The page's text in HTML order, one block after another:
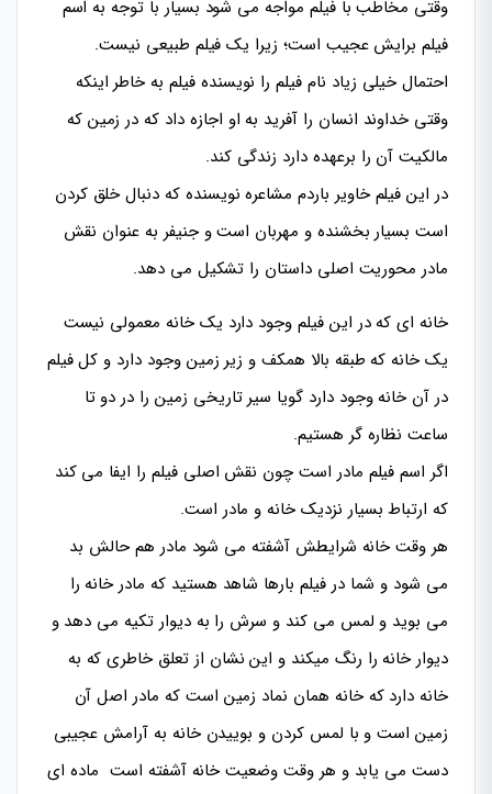
وقتی مخاطب با فیلم مواجه می شود بسیار با توجه به اسم
فیلم برایش عجیب است؛ زیرا یک فیلم طبیعی نیست.
احتمال خیلی زیاد نام فیلم را نویسنده فیلم به خاطر اینکه
وقتی خداوند انسان را آفرید به او اجازه داد که در زمین که
مالکیت آن را برعهده دارد زندگی کند.
در این فیلم خاویر باردم مشاعره نویسنده که دنبال خلق کردن
است بسیار بخشنده و مهربان است و جنیفر به عنوان نقش
مادر محوریت اصلی داستان را تشکیل می دهد.
خانه ای که در این فیلم وجود دارد یک خانه معمولی نیست
یک خانه که طبقه بالا همکف و زیر زمین وجود دارد و کل فیلم
در آن خانه وجود دارد گویا سیر تاریخی زمین را در دو تا
ساعت نظاره گر هستیم.
اگر اسم فیلم مادر است چون نقش اصلی فیلم را ایفا می کند
که ارتباط بسیار نزدیک خانه و مادر است.
هر ‌وقت خانه شرایطش آشفته می شود مادر هم حالش بد
می شود و شما در فیلم بارها شاهد هستید که مادر خانه را
می بوید و لمس می کند و سرش را به دیوار تکیه می دهد و
دیوار خانه را رنگ میکند و این نشان از تعلق خاطری که به
خانه دارد که خانه همان نماد زمین است که مادر اصل آن
زمین است و با لمس کردن و بوییدن خانه به آرامش عجیبی
دست می یابد و هر وقت وضعیت خانه آشفته است ماده ای